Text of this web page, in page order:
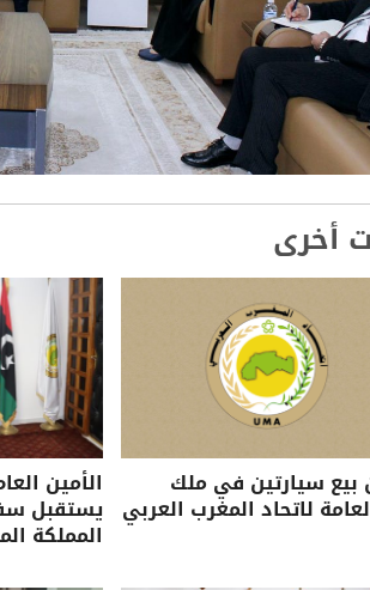
أخرى
بيع سيارتين في ملك
لاتحاد المغرب العربي
الأمين
يستقبل
المملكة